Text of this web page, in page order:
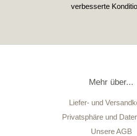
verbesserte
Mehr über...
Liefer- und
Privatsphäre und
Unsere AGB